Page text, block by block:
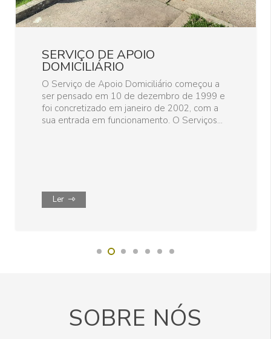
ESTRUTURA RESIDENCIAL
PARA PESSOAS IDOSAS
O Lar Nossa Senhora do Castelo e o Centro
de Dia foram inaugurados em 2 de dezembro
de 1986. Os cinco internados, que ocupavam
o R/chão do Hospital, passaram para…
Ler
SOBRE NÓS